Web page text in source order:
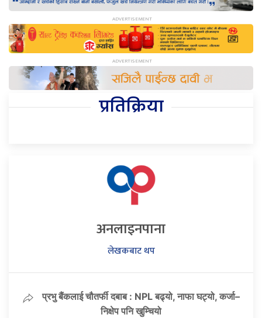
प्रतिक्रिया
अनलाइनपाना
लेखकबाट थप
प्रभु बैंकलाई चौतर्फी दबाब : NPL बढ्यो, नाफा घट्यो, कर्जा–
निक्षेप पनि खुम्चियो